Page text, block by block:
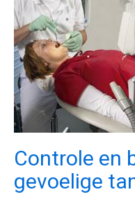
Controle en
gevoelige